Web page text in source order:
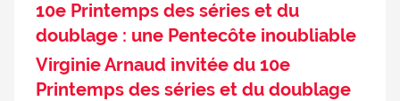
10e Printemps des séries et du
doublage : une Pentecôte inoubliable
Virginie Arnaud invitée du 10e
Printemps des séries et du doublage